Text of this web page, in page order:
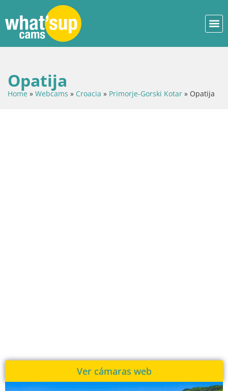
Opatija
Home » Webcams » Croacia » Primorje-Gorski Kotar » Opatija
Ver cámaras web